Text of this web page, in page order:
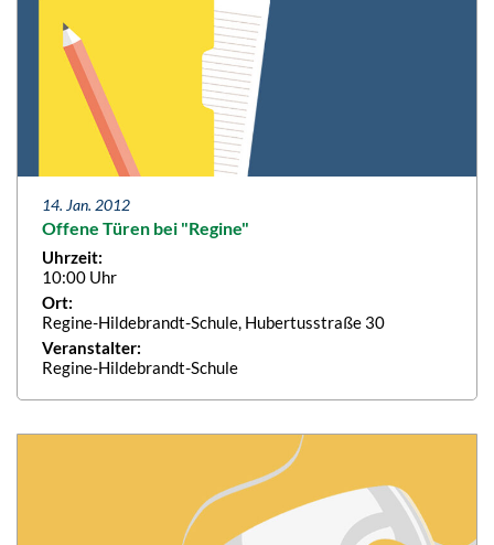
14. Jan. 2012
Offene Türen bei "Regine"
Uhrzeit:
10:00 Uhr
Ort:
Regine-Hildebrandt-Schule, Hubertusstraße 30
Veranstalter:
Regine-Hildebrandt-Schule